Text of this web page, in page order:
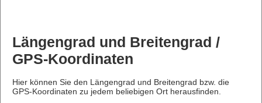
Längengrad und Breitengrad /
GPS-Koordinaten
Hier können Sie den Längengrad und Breitengrad bzw. die
GPS-Koordinaten zu jedem beliebigen Ort herausfinden.